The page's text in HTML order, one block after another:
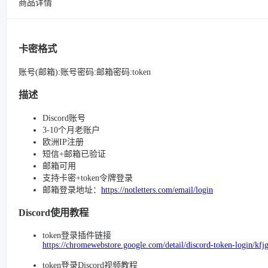
商品详情
卡密格式
账号(邮箱):账号密码:邮箱密码:token
描述
Discord账号
3-10个月老账户
欧洲IP注册
短信+邮箱已验证
邮箱可用
支持卡密+token令牌登录
邮箱登录地址： https://notletters.com/email/login
Discord使用教程
token登录插件链接
https://chromewebstore.google.com/detail/discord-token-login/
token登录Discord视频教程